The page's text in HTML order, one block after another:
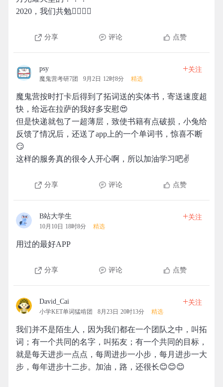
2020，我们共勉✊🏻✊🏻
分享 评论 点赞
psy
魔鬼营考研7团 9月2日 12时8分 精选
+关注
魔鬼营按时打卡后得到了拓词送的实体书，寄送速度超
快，给远在拉萨的我好多安慰😍
但是快递就包了一超薄层，致使书籍有点破损，小兔给
反馈了情况后，还送了app上的一个单词书，惊喜不断
😏
这样的服务真的很令人开心啊，所以加油学习吧✌
分享 评论 点赞
B站大学生
10月10日 18时8分 精选
+关注
用过的最好APP
分享 评论 点赞
David_Cai
小学KET单词猛啃团 8月23日 20时13分 精选
+关注
我们并不是陌生人，因为我们都在一个团队之中，叫拓
词；有一个共同的名字，叫拓友；有一个共同的目标，
就是每天进步一点点，每周进步一小步，每月进步一大
步，每年进步十二步。加油，路，还很长😊😊😊